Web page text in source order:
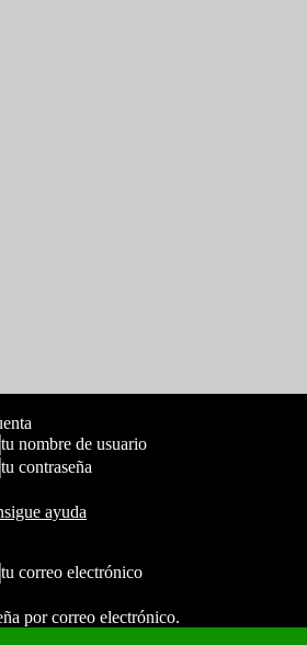
tu nombre de usuario
tu contraseña
ayuda
tu correo electrónico
por correo electrónico.